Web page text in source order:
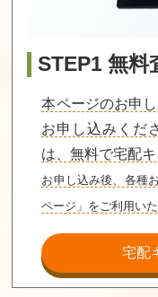
STEP1 無料
本ページのお申
お申し込みくだ
は、無料で宅配
お申し込み後、各種
ページ」をご利用いた
宅配